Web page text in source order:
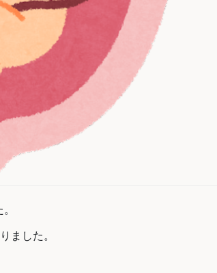
ました。